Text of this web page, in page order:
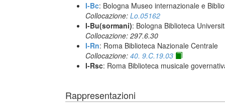
I-Bc: Bologna Museo internazionale e
Collocazione: Lo.05162
I-Bu(sormani): Bologna Biblioteca
Collocazione: 297.6.30
I-Rn: Roma Biblioteca Nazionale Centrale
Collocazione: 40. 9.C.19.03
I-Rsc: Roma Biblioteca musicale
Rappresentazioni